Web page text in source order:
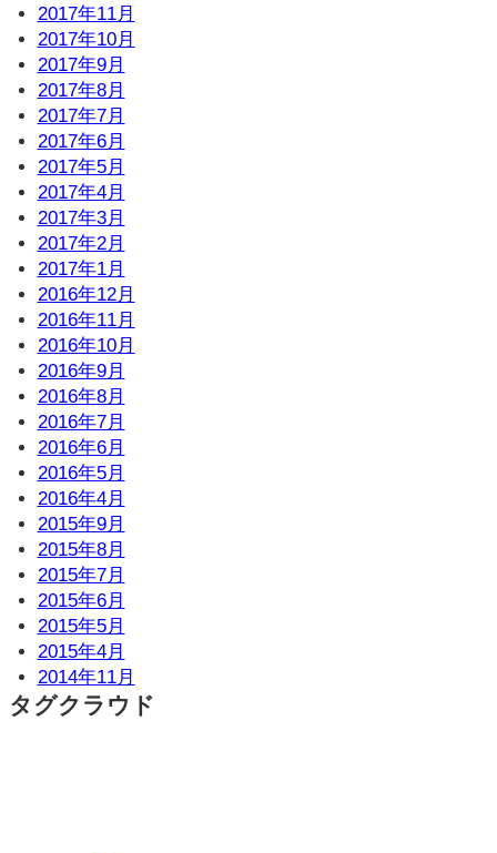
2017年11月
2017年10月
2017年9月
2017年8月
2017年7月
2017年6月
2017年5月
2017年4月
2017年3月
2017年2月
2017年1月
2016年12月
2016年11月
2016年10月
2016年9月
2016年8月
2016年7月
2016年6月
2016年5月
2016年4月
2015年9月
2015年8月
2015年7月
2015年6月
2015年5月
2015年4月
2014年11月
タグクラウド